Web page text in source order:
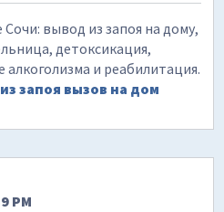
вывод из запоя на дому,
детоксикация,
и реабилитация.
запоя вызов на дом
PM